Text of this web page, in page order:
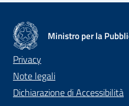
Ministro per la
Privacy
Note legali
Dichiarazione di Accessibilità